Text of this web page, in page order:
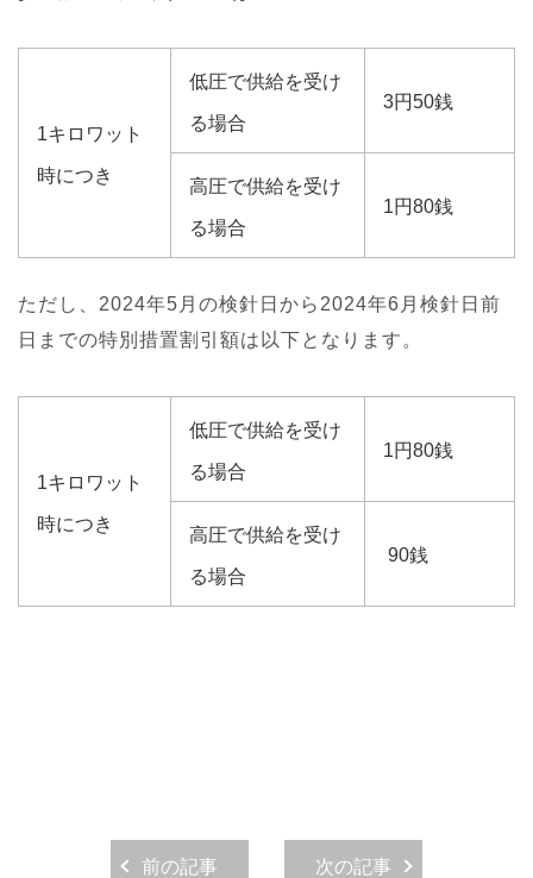
1キロワット
時につき
低圧で供給を受け
る場合
3円50銭
高圧で供給を受け
る場合
1円80銭
ただし、2024年5月の検針日から2024年6月検針日前
日までの特別措置割引額は以下となります。
1キロワット
時につき
低圧で供給を受け
る場合
1円80銭
高圧で供給を受け
る場合
90銭
前の記事 次の記事